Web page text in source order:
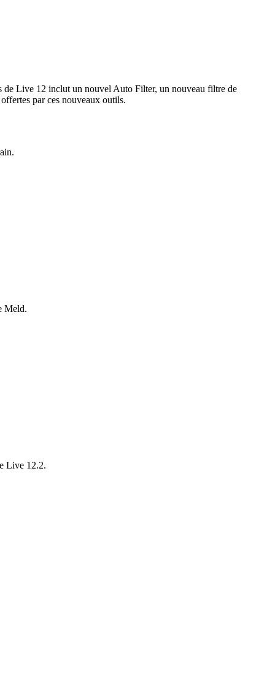
de Live 12 inclut un nouvel Auto Filter, un nouveau filtre de
par ces nouveaux outils.
Meld.
Live 12.2.